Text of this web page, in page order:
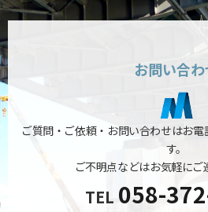
お問い合
ご質問・ご依頼・お問い合わせはお
す。
ご不明点などはお気軽にご
TEL 058-